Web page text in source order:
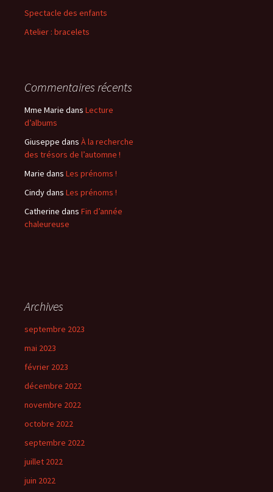
:Spectacle des enfants
Atelier : bracelets
Commentaires récents
Mme Marie dans Lecture
d’albums
Giuseppe dans À la recherche
des trésors de l’automne !
Marie dans Les prénoms !
Cindydans Les prénoms !
Catherine dans Fin d’année
chaleureuse
Archives
septembre 2023
mai 2023
février 2023
décembre 2022
novembre 2022
octobre 2022
septembre 2022
juillet 2022
juin 2022